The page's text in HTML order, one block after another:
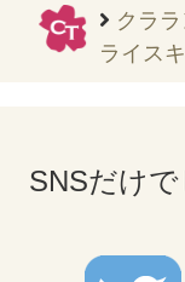
クラ
ライス
SNSだけ